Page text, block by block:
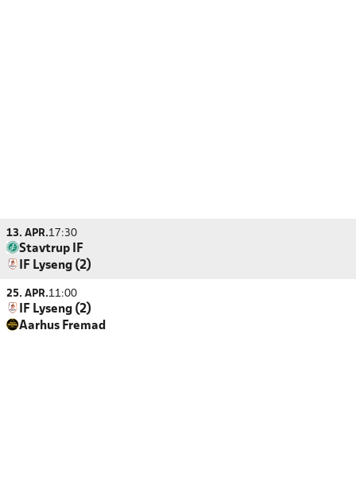
13. APR.17:30
Stavtrup IF
IF Lyseng (2)
25. APR.11:00
IF Lyseng (2)
Aarhus Fremad